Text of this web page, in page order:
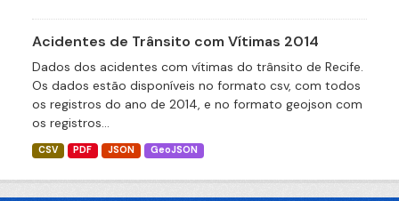
Acidentes de Trânsito com Vítimas 2014
Dados dos acidentes com vítimas do trânsito de Recife.
Os dados estão disponíveis no formato csv, com todos
os registros do ano de 2014, e no formato geojson com
os registros...
CSV PDF JSON GeoJSON